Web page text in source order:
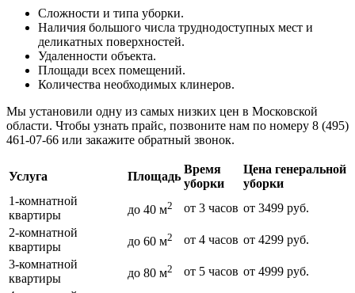
Сложности и типа уборки.
Наличия большого числа труднодоступных мест и
деликатных поверхностей.
Удаленности объекта.
Площади всех помещений.
Количества необходимых клинеров.
Мы установили одну из самых низких цен в Московской
области. Чтобы узнать прайс, позвоните нам по номеру 8 (495)
461-07-66 или закажите обратный звонок.
Услуга Площадь
Время
уборки
Цена генеральной
уборки
1-комнатной
квартиры
до 40 м2 от 3 часов от 3499 руб.
2-комнатной
квартиры
до 60 м2 от 4 часов от 4299 руб.
3-комнатной
квартиры
до 80 м2 от 5 часов от 4999 руб.